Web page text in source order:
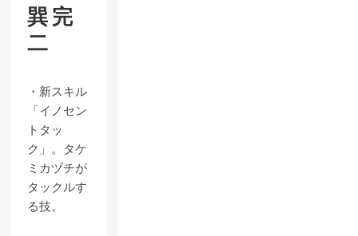
巽 完
二
・新スキル
「イノセン
トタッ
ク」。タケ
ミカヅチが
タックルす
る技。